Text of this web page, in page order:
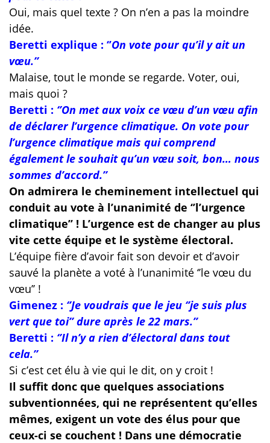
Oui, mais quel texte ? On n’en a pas la moindre
idée.
Beretti explique : ‘’On vote pour qu’il y ait un
vœu.’’
Malaise, tout le monde se regarde. Voter, oui,
mais quoi ?
Beretti : ‘’On met aux voix ce vœu d’un vœu afin
de déclarer l’urgence climatique. On vote pour
l’urgence climatique mais qui comprend
également le souhait qu’un vœu soit, bon… nous
sommes d’accord.’’
On admirera le cheminement intellectuel qui
conduit au vote à l’unanimité de ‘’l’urgence
climatique’’ ! L’urgence est de changer au plus
vite cette équipe et le système électoral.
L’équipe fière d’avoir fait son devoir et d’avoir
sauvé la planète a voté à l’unanimité ‘’le vœu du
vœu’’ !
Gimenez : ‘’Je voudrais que le jeu ‘’je suis plus
vert que toi’’ dure après le 22 mars.’’
Beretti : ‘’Il n’y a rien d’électoral dans tout
cela.’’
Si c’est cet élu à vie qui le dit, on y croit !
Il suffit donc que quelques associations
subventionnées, qui ne représentent qu’elles
mêmes, exigent un vote des élus pour que
ceux-ci se couchent ! Dans une démocratie